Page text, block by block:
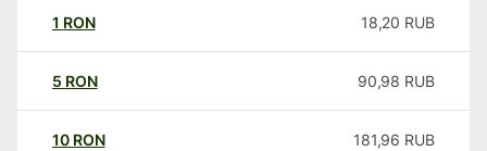
1 RON 18,20 RUB
5 RON 90,98 RUB
10 RON 181,96 RUB